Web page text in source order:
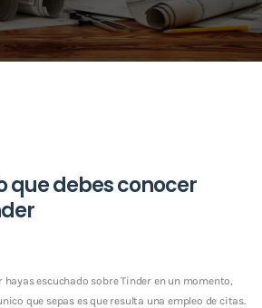
que debes conocer
escuchado sobre Tinder en un momento,
que sepas es que resulta una empleo de citas.